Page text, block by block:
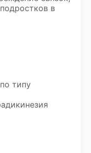
в
типу